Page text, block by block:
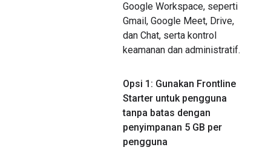
Google Workspace, seperti
Gmail, Google Meet, Drive,
dan Chat, serta kontrol
keamanan dan administratif.
Opsi 1: Gunakan Frontline
Starter untuk pengguna
tanpa batas dengan
penyimpanan 5 GB per
pengguna